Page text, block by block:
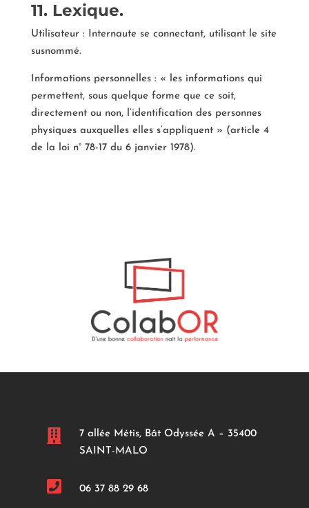
11. Lexique.
Utilisateur : Internaute se connectant, utilisant le site
susnommé.
Informations personnelles : « les informations qui
permettent, sous quelque forme que ce soit,
directement ou non, l’identification des personnes
physiques auxquelles elles s’appliquent » (article 4
de la loi n° 78-17 du 6 janvier 1978).

7 allée Métis, Bât Odyssée A – 35400
SAINT-MALO
 06 37 88 29 68